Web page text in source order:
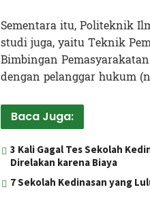
Sementara itu, Politeknik
studi juga, yaitu Teknik
Bimbingan
dengan pelanggar hukum
Baca Juga:
3 Kali Gagal Tes Sekolah
Direlakan karena Biaya
7 Sekolah Kedinasan yang